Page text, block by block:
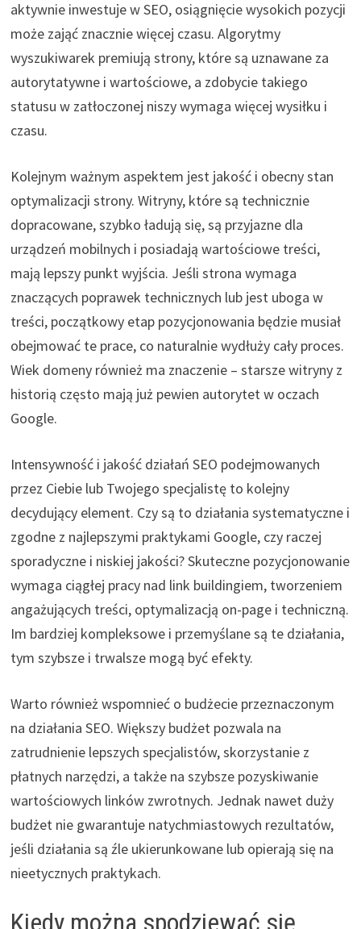
aktywnie inwestuje w SEO, osiągnięcie wysokich pozycji
może zająć znacznie więcej czasu. Algorytmy
wyszukiwarek premiują strony, które są uznawane za
autorytatywne i wartościowe, a zdobycie takiego
statusu w zatłoczonej niszy wymaga więcej wysiłku i
czasu.
Kolejnym ważnym aspektem jest jakość i obecny stan
optymalizacji strony. Witryny, które są technicznie
dopracowane, szybko ładują się, są przyjazne dla
urządzeń mobilnych i posiadają wartościowe treści,
mają lepszy punkt wyjścia. Jeśli strona wymaga
znaczących poprawek technicznych lub jest uboga w
treści, początkowy etap pozycjonowania będzie musiał
obejmować te prace, co naturalnie wydłuży cały proces.
Wiek domeny również ma znaczenie – starsze witryny z
historią często mają już pewien autorytet w oczach
Google.
Intensywność i jakość działań SEO podejmowanych
przez Ciebie lub Twojego specjalistę to kolejny
decydujący element. Czy są to działania systematyczne i
zgodne z najlepszymi praktykami Google, czy raczej
sporadyczne i niskiej jakości? Skuteczne pozycjonowanie
wymaga ciągłej pracy nad link buildingiem, tworzeniem
angażujących treści, optymalizacją on-page i techniczną.
Im bardziej kompleksowe i przemyślane są te działania,
tym szybsze i trwalsze mogą być efekty.
Warto również wspomnieć o budżecie przeznaczonym
na działania SEO. Większy budżet pozwala na
zatrudnienie lepszych specjalistów, skorzystanie z
płatnych narzędzi, a także na szybsze pozyskiwanie
wartościowych linków zwrotnych. Jednak nawet duży
budżet nie gwarantuje natychmiastowych rezultatów,
jeśli działania są źle ukierunkowane lub opierają się na
nieetycznych praktykach.
Kiedy można spodziewać się